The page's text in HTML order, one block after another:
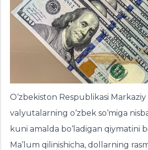
O‘zbekiston Respublikasi
valyutalarning o‘zbek so‘miga
kuni amalda bo‘ladigan qiymatini
Ma’lum qilinishicha, dollarning